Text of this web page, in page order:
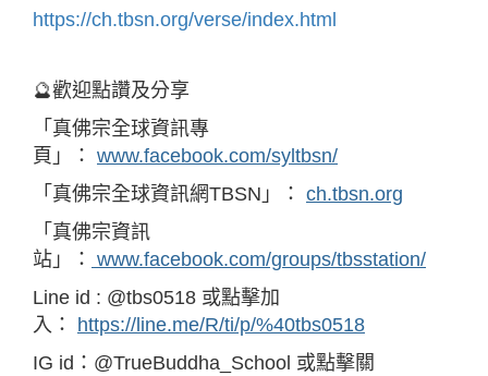
https://ch.tbsn.org/verse/index.html
🔮歡迎點讚及分享
「真佛宗全球資訊專
頁」： www.facebook.com/syltbsn/
「真佛宗全球資訊網TBSN」： ch.tbsn.org
「真佛宗資訊
站」： www.facebook.com/groups/tbsstation/
Line id : @tbs0518 或點擊加
入： https://line.me/R/ti/p/%40tbs0518
IG id：@TrueBuddha_School 或點擊關